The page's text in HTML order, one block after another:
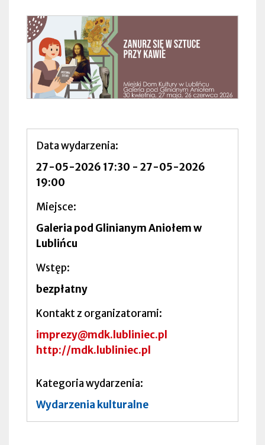
świecie”
Lubliniec
Data wydarzenia
27-05-2026 17:30 - 27-05-2026
19:00
Miejsce
Galeria pod Glinianym Aniołem w
Lublińcu
Wstęp
bezpłatny
Kontakt z organizatorami
imprezy@mdk.lubliniec.pl
http://mdk.lubliniec.pl
Kategoria wydarzenia
Wydarzenia kulturalne